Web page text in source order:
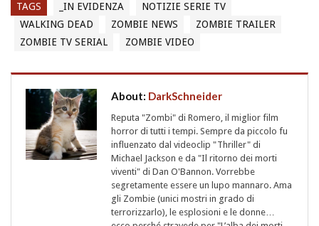
TAGS _IN EVIDENZA
NOTIZIE SERIE TV
WALKING DEAD
ZOMBIE NEWS
ZOMBIE TRAILER
ZOMBIE TV SERIAL
ZOMBIE VIDEO
About: DarkSchneider
Reputa "Zombi" di Romero, il miglior film
horror di tutti i tempi. Sempre da piccolo fu
influenzato dal videoclip "Thriller" di
Michael Jackson e da "Il ritorno dei morti
viventi" di Dan O'Bannon. Vorrebbe
segretamente essere un lupo mannaro. Ama
gli Zombie (unici mostri in grado di
terrorizzarlo), le esplosioni e le donne…